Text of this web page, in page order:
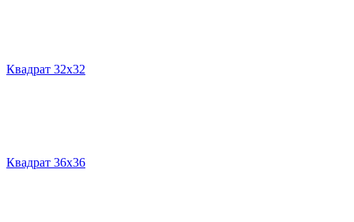
Квадрат 32х32
Квадрат 36х36